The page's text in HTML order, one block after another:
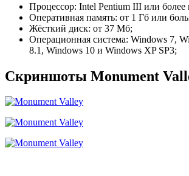
Процессор: Intel Pentium III или
Оперативная память: от 1 Гб или
Жёсткий диск: от 37 Мб;
Операционная система: Windows 7,
8.1, Windows 10 и Windows XP SP3;
Cкриншоты Monument